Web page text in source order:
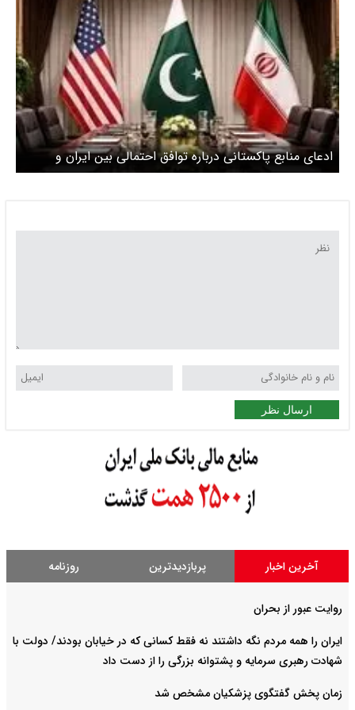
ادعای منابع پاکستانی درباره توافق احتمالی بین ایران و
آمریکا
ارسال نظر
آخرین اخبار پربازدیدترین روزنامه
روایت عبور از بحران
ایران را همه مردم نگه داشتند نه فقط کسانی که در خیابان بودند/ دولت با
شهادت رهبری سرمایه و پشتوانه بزرگی را از دست داد
زمان پخش گفتگوی پزشکیان مشخص شد